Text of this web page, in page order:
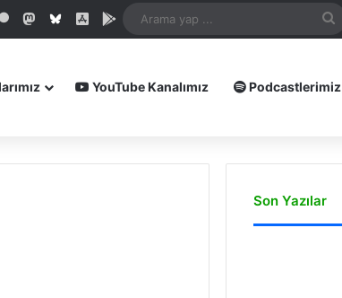
PatreonMastodonBlueskyiOS Uygulamamız
Android Uygulamamız
...
YouTube Kanalımız Podcastlerimiz
Son Yazılar